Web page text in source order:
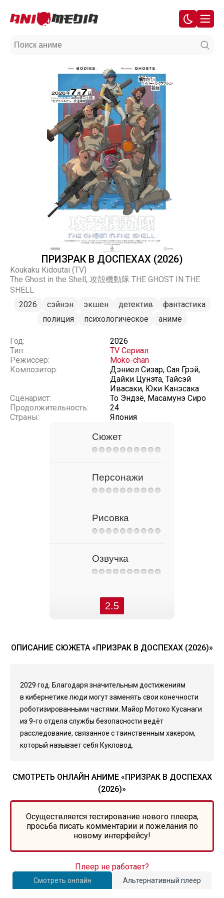
ПРИЗРАК В ДОСПЕХАХ (2026)
Koukaku Kidoutai (TV)
The Ghost in the Shell, 攻殻機動隊 THE GHOST IN THE
SHELL
2026
сэйнэн экшен детектив
фантастика
полиция
психологическое аниме
Год:
2026
Тип:
TV Сериал
Режиссер:
Moko-chan
Композитор:
Дэниел Сизар, Сая Грэй,
Дайки Цунэта, Тайсэй
Ивасаки, Юки Канэсака
Сценарист:
То Эндзё, Масамунэ Сиро
Продолжительность:
24
Страны:
Япония
Сюжет
Персонажи
Рисовка
Озвучка
2.5
ОПИСАНИЕ СЮЖЕТА «ПРИЗРАК В ДОСПЕХАХ (2026)»
2029 год. Благодаря значительным достижениям
в кибернетике люди могут заменять свои конечности
роботизированными частями. Майор Мотоко Кусанаги
из 9-го отдела службы безопасности ведёт
расследование, связанное с таинственным хакером,
который называет себя Кукловод.
СМОТРЕТЬ ОНЛАЙН АНИМЕ «ПРИЗРАК В ДОСПЕХАХ
(2026)»
Осуществляется тестирование нового плеера,
просьба писать комментарии и пожелания по
новому интерфейсу!
Смотреть онлайн Альтернативный плеер
Плеер не работает?